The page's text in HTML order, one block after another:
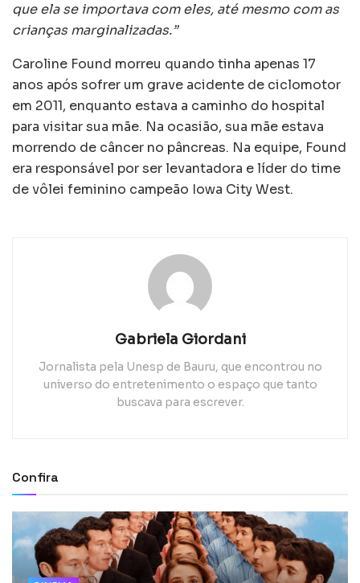
que ela se importava com eles, até mesmo com as
crianças marginalizadas.”
Caroline Found morreu quando tinha apenas 17
anos após sofrer um grave acidente de ciclomotor
em 2011, enquanto estava a caminho do hospital
para visitar sua mãe. Na ocasião, sua mãe estava
morrendo de câncer no pâncreas. Na equipe, Found
era responsável por ser levantadora e líder do time
de vôlei feminino campeão Iowa City West.
Gabriela Giordani
Jornalista pela Unesp de Bauru, que encontrou no
universo do entretenimento o espaço que tanto
buscava para escrever.
Confira